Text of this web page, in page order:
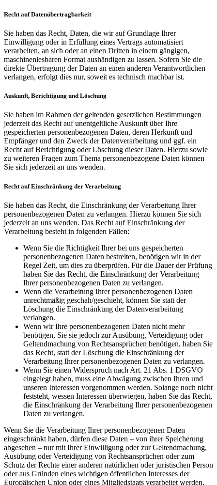
Recht auf Datenübertragbarkeit
Sie haben das Recht, Daten, die wir auf Grundlage Ihrer
Einwilligung oder in Erfüllung eines Vertrags automatisiert
verarbeiten, an sich oder an einen Dritten in einem gängigen,
maschinenlesbaren Format aushändigen zu lassen. Sofern Sie die
direkte Übertragung der Daten an einen anderen Verantwortlichen
verlangen, erfolgt dies nur, soweit es technisch machbar ist.
Auskunft, Berichtigung und Löschung
Sie haben im Rahmen der geltenden gesetzlichen Bestimmungen
jederzeit das Recht auf unentgeltliche Auskunft über Ihre
gespeicherten personenbezogenen Daten, deren Herkunft und
Empfänger und den Zweck der Datenverarbeitung und ggf. ein
Recht auf Berichtigung oder Löschung dieser Daten. Hierzu sowie
zu weiteren Fragen zum Thema personenbezogene Daten können
Sie sich jederzeit an uns wenden.
Recht auf Einschränkung der Verarbeitung
Sie haben das Recht, die Einschränkung der Verarbeitung Ihrer
personenbezogenen Daten zu verlangen. Hierzu können Sie sich
jederzeit an uns wenden. Das Recht auf Einschränkung der
Verarbeitung besteht in folgenden Fällen:
Wenn Sie die Richtigkeit Ihrer bei uns gespeicherten
personenbezogenen Daten bestreiten, benötigen wir in der
Regel Zeit, um dies zu überprüfen. Für die Dauer der Prüfung
haben Sie das Recht, die Einschränkung der Verarbeitung
Ihrer personenbezogenen Daten zu verlangen.
Wenn die Verarbeitung Ihrer personenbezogenen Daten
unrechtmäßig geschah/geschieht, können Sie statt der
Löschung die Einschränkung der Datenverarbeitung
verlangen.
Wenn wir Ihre personenbezogenen Daten nicht mehr
benötigen, Sie sie jedoch zur Ausübung, Verteidigung oder
Geltendmachung von Rechtsansprüchen benötigen, haben Sie
das Recht, statt der Löschung die Einschränkung der
Verarbeitung Ihrer personenbezogenen Daten zu verlangen.
Wenn Sie einen Widerspruch nach Art. 21 Abs. 1 DSGVO
eingelegt haben, muss eine Abwägung zwischen Ihren und
unseren Interessen vorgenommen werden. Solange noch nicht
feststeht, wessen Interessen überwiegen, haben Sie das Recht,
die Einschränkung der Verarbeitung Ihrer personenbezogenen
Daten zu verlangen.
Wenn Sie die Verarbeitung Ihrer personenbezogenen Daten
eingeschränkt haben, dürfen diese Daten – von ihrer Speicherung
abgesehen – nur mit Ihrer Einwilligung oder zur Geltendmachung,
Ausübung oder Verteidigung von Rechtsansprüchen oder zum
Schutz der Rechte einer anderen natürlichen oder juristischen Person
oder aus Gründen eines wichtigen öffentlichen Interesses der
Europäischen Union oder eines Mitgliedstaats verarbeitet werden.